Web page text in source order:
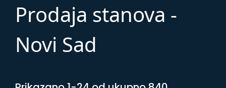
Prodaja stanova -
Novi Sad